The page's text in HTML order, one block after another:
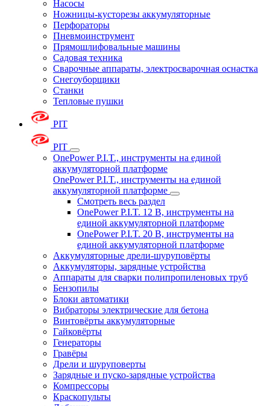
Насосы
Ножницы-кусторезы аккумуляторные
Перфораторы
Пневмоинструмент
Прямошлифовальные машины
Садовая техника
Сварочные аппараты, электросварочная оснастка
Снегоуборщики
Станки
Тепловые пушки
PIT
PIT
OnePower P.I.T., инструменты на единой
аккумуляторной платформе
OnePower P.I.T., инструменты на единой
аккумуляторной платформе
Смотреть весь раздел
OnePower P.I.T. 12 В, инструменты на
единой аккумуляторной платформе
OnePower P.I.T. 20 В, инструменты на
единой аккумуляторной платформе
Аккумуляторные дрели-шуруповёрты
Аккумуляторы, зарядные устройства
Аппараты для сварки полипропиленовых труб
Бензопилы
Блоки автоматики
Вибраторы электрические для бетона
Винтовёрты аккумуляторные
Гайковёрты
Генераторы
Гравёры
Дрели и шуруповерты
Зарядные и пуско-зарядные устройства
Компрессоры
Краскопульты